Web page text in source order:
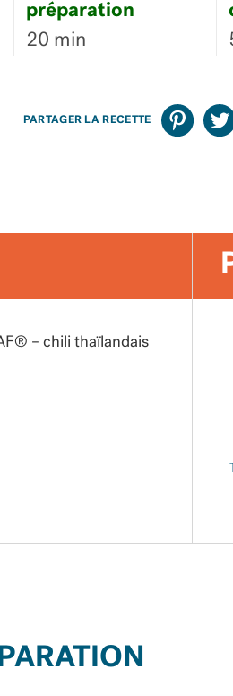
préparation
20 min
PARTAGER LA RECETTE
– chili thaïlandais